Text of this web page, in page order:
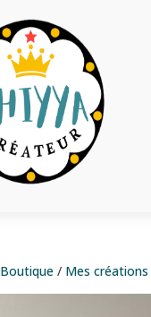
Boutique / Mes créations